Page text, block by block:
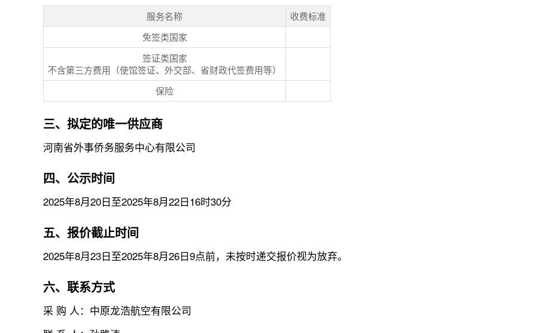
服务名称
收费标准
免签类国家
签证类国家
不含第三方费用（使馆签证、外交部、省财政代签费用等）
保险
三、拟定的唯一供应商
河南省外事侨务服务中心有限公司
四、公示时间
2025年8月20日至2025年8月22日16时30分
五、报价截止时间
2025年8月23日至2025年8月26日9点前，未按时递交报价视为放弃。
六、联系方式
采 购 人：中原龙浩航空有限公司